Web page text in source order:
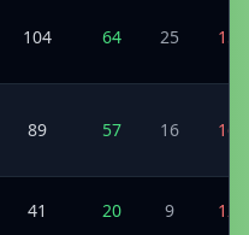
104 64 25 15
89 57 16 16
41 20 9 12